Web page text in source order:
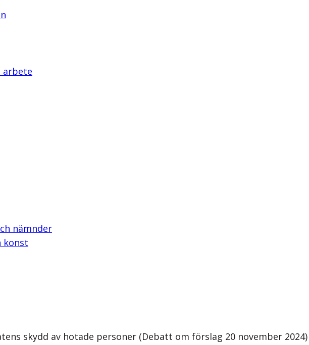
arbete
nämnder
konst
skydd av hotade personer (Debatt om förslag 20 november 2024)